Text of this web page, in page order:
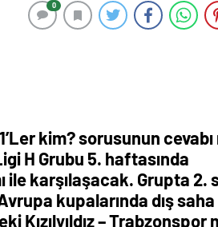
0
kim? sorusunun
H Grubu 5. haftasında
ile karşılaşacak. Grupta 2.
kupalarında dış saha
– Trabzonspor